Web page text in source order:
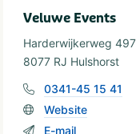
Veluwe Events
Harderwijkerweg 497
8077 RJ Hulshorst
0341-45 15 41
Website
E-mail